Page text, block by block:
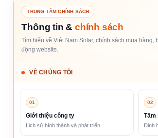
TRUNG TÂM CHÍNH SÁCH
Thông tin & chính sách
Tìm hiểu về Việt Nam Solar, chính sách mua hàng,
động website.
VỀ CHÚNG TÔI
01
Giới thiệu công ty
Lịch sử hình thành và phát triển.
02
Tầm
Định